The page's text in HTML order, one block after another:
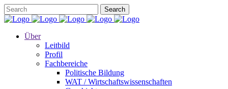
Über
Leitbild
Profil
Fachbereiche
Politische Bildung
WAT / Wirtschaftswissenschaften